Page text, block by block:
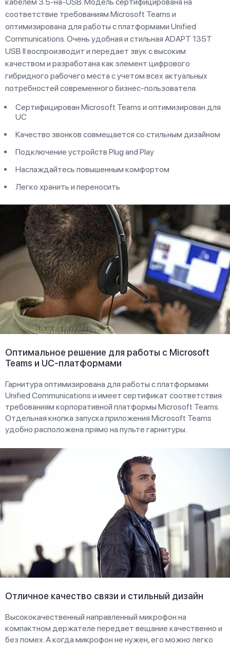
соответствие требованиям Microsoft Teams и
оптимизирована для работы с платформами Unified
Communications. Очень удобная и стильная ADAPT 135T
USB II воспроизводит и передает звук с высоким
качеством и разработана как элемент цифрового
гибридного рабочего места с учетом всех актуальных
потребностей современного бизнес-пользователя.
Сертифицирован Microsoft Teams и оптимизирован для
UC
Качество звонков совмещается со стильным дизайном
Подключение устройств Plug and Play
Наслаждайтесь повышенным комфортом
Легко хранить и переносить
Оптимальное решение для работы с Microsoft
Teams и UC-платформами
Гарнитура оптимизирована для работы с платформами
Unified Communications и имеет сертификат соответствия
требованиям корпоративной платформы Microsoft Teams.
Отдельная кнопка запуска приложения Microsoft Teams
удобно расположена прямо на пульте гарнитуры.
Отличное качество связи и стильный дизайн
Высококачественный направленный микрофон на
компактном держателе передает вещание качественно и
без помех. А когда микрофон не нужен, его можно легко